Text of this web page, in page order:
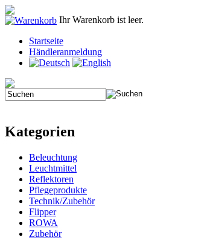
Ihr Warenkorb ist leer.
Startseite
Händleranmeldung
Kategorien
Beleuchtung
Leuchtmittel
Reflektoren
Pflegeprodukte
Technik/Zubehör
Flipper
ROWA
Zubehör